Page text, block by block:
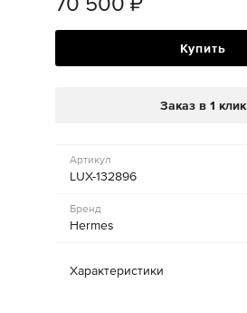
Купить
Заказ в 1 клик
Артикул
LUX-132896
Бренд
Hermes
Характеристики